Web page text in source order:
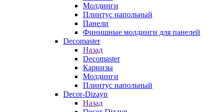
Молдинги
Плинтус напольный
Панели
Финишные молдинги для панелей
Decomaster
Назад
Decomaster
Карнизы
Молдинги
Плинтус напольный
Decor-Dizayn
Назад